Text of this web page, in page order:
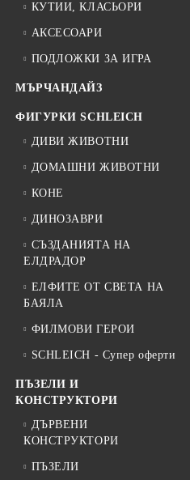
КУТИИ, КЛАСЬОРИ
АКСЕСОАРИ
ПОДЛОЖКИ ЗА ИГРА
МЪРЧАНДАЙЗ
ФИГУРКИ SCHLEICH
ДИВИ ЖИВОТНИ
ДОМАШНИ ЖИВОТНИ
КОНЕ
ДИНОЗАВРИ
СЪЗДАНИЯТА НА
ЕЛДРАДОР
ЕЛФИТЕ ОТ СВЕТА НА
БАЯЛА
ФИЛМОВИ ГЕРОИ
SCHLEICH - Супер оферти
ПЪЗЕЛИ И
КОНСТРУКТОРИ
ДЪРВЕНИ
КОНСТРУКТОРИ
ПЪЗЕЛИ